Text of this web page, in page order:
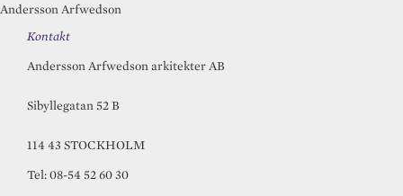
Andersson Arfwedson
Kontakt
Andersson Arfwedson arkitekter AB
Sibyllegatan 52 B
114 43 STOCKHOLM
Tel: 08-54 52 60 30